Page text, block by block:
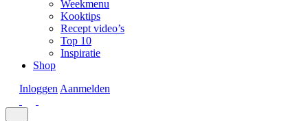
Weekmenu
Kooktips
Recept video’s
Top 10
Inspiratie
Shop
Inloggen Aanmelden